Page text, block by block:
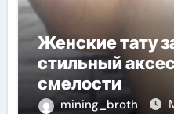
Женские тату
стильный
смелости
mining_broth